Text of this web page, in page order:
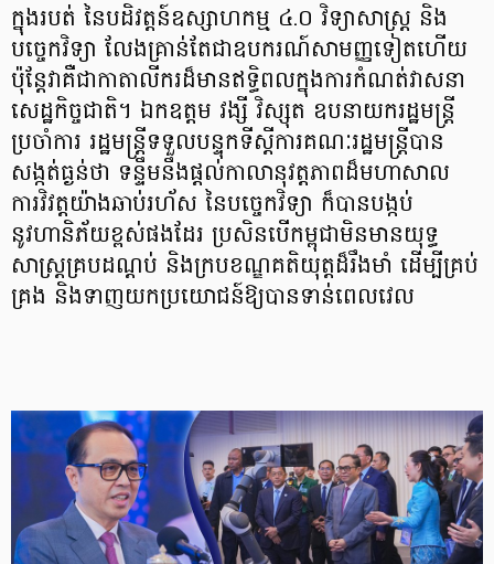
ក្នុងរបត់ នៃបដិវត្តន៍ឧស្សាហកម្ម ៤.០ វិទ្យាសាស្ត្រ និង
បច្ចេកវិទ្យា លែងគ្រាន់តែជាឧបករណ៍សាមញ្ញទៀតហើយ
ប៉ុន្តែវាគឺជាកាតាលីករដ៏មានឥទ្ធិពលក្នុងការកំណត់វាសនា
សេដ្ឋកិច្ចជាតិ។ ឯកឧត្តម វង្សី វិស្សុត ឧបនាយករដ្ឋមន្ត្រី
ប្រចាំការ រដ្ឋមន្ត្រីទទួលបន្ទុកទីស្តីការគណៈរដ្ឋមន្ត្រីបាន
សង្កត់ធ្ងន់ថា ទន្ទឹមនឹងផ្តល់កាលានុវត្តភាពដ៏មហាសាល
ការវិវត្តយ៉ាងឆាប់រហ័ស នៃបច្ចេកវិទ្យា ក៏បានបង្កប់
នូវហានិភ័យខ្ពស់ផងដែរ ប្រសិនបើកម្ពុជាមិនមានយុទ្ធ
សាស្ត្រគ្របដណ្ដប់ និងក្របខណ្ឌគតិយុត្តដ៏រឹងមាំ ដើម្បីគ្រប់
គ្រង និងទាញយកប្រយោជន៍ឱ្យបានទាន់ពេលវេល